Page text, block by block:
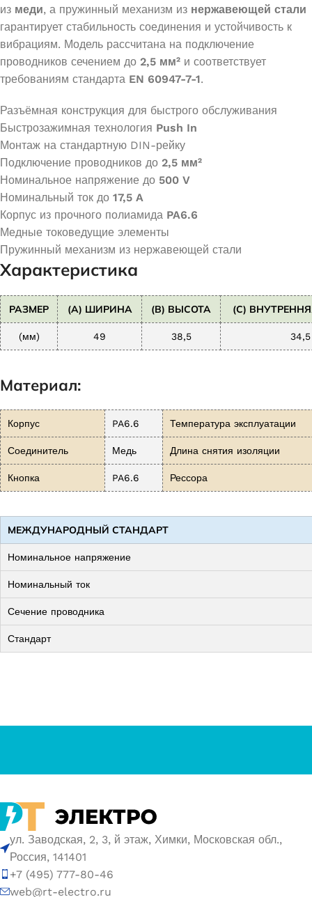
из меди, а пружинный механизм из нержавеющей стали
гарантирует стабильность соединения и устойчивость к
вибрациям. Модель рассчитана на подключение
проводников сечением до 2,5 мм² и соответствует
требованиям стандарта EN 60947-7-1.
Разъёмная конструкция для быстрого обслуживания
Быстрозажимная технология Push In
Монтаж на стандартную DIN-рейку
Подключение проводников до 2,5 мм²
Номинальное напряжение до 500 V
Номинальный ток до 17,5 A
Корпус из прочного полиамида PA6.6
Медные токоведущие элементы
Пружинный механизм из нержавеющей стали
Характеристика
РАЗМЕР (A) ШИРИНА (B) ВЫСОТА (C)
(мм) 49 38,5 34,5
Материал:
Корпус PA6.6 Температура эксплуатации
Соединитель Медь Длина снятия изоляции
Кнопка PA6.6 Рессора
МЕЖДУНАРОДНЫЙ СТАНДАРТ
Номинальное напряжение
Номинальный ток
Сечение проводника
Стандарт
ул. Заводская, 2, 3, й этаж, Химки, Московская обл.,
Россия, 141401
+7 (495) 777-80-46
web@rt-electro.ru